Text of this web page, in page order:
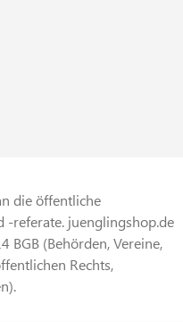
die öffentliche
-referate. juenglingshop.de
BGB (Behörden, Vereine,
Rechts,